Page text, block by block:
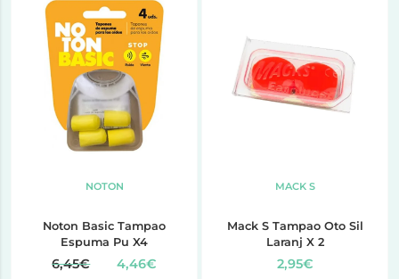
NOTON
Noton Basic Tampao
Espuma Pu X4
6,45€ 4,46€
MACK S
Mack S Tampao Oto Sil
Laranj X 2
2,95€